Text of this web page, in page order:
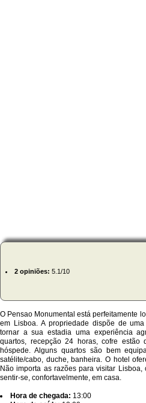
2 opiniões: 5.1/10
O Pensao Monumental está perfeitamente
em Lisboa. A propriedade dispõe de
tornar a sua estadia uma experiência
quartos, recepção 24 horas, cofre estão
hóspede. Alguns quartos são bem
satélite/cabo, duche, banheira. O hotel
Não importa as razões para visitar
sentir-se, confortavelmente, em casa.
Hora de chegada: 13:00